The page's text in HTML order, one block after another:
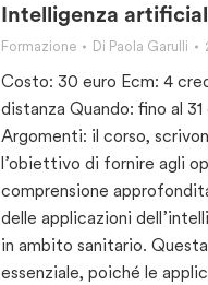
Intelligenza
Formazione Di Paola Garulli
Costo: 30 euro Ecm: 4
distanza Quando: fino al
Argomenti: il corso,
l’obiettivo di fornire agli
comprensione
delle applicazioni
in ambito sanitario.
essenziale, poiché le